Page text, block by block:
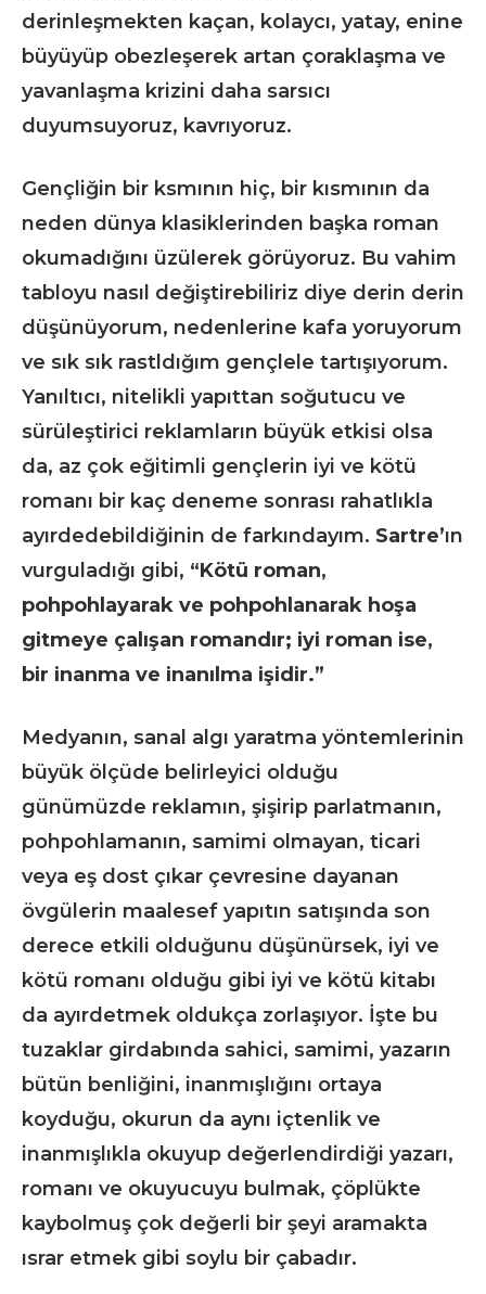
derinleşmekten kaçan, kolaycı, yatay, enine
büyüyüp obezleşerek artan çoraklaşma ve
yavanlaşma krizini daha sarsıcı
duyumsuyoruz, kavrıyoruz.
Gençliğin bir ksmının hiç, bir kısmının da
neden dünya klasiklerinden başka roman
okumadığını üzülerek görüyoruz. Bu vahim
tabloyu nasıl değiştirebiliriz diye derin derin
düşünüyorum, nedenlerine kafa yoruyorum
ve sık sık rastldığım gençlele tartışıyorum.
Yanıltıcı, nitelikli yapıttan soğutucu ve
sürüleştirici reklamların büyük etkisi olsa
da, az çok eğitimli gençlerin iyi ve kötü
romanı bir kaç deneme sonrası rahatlıkla
ayırdedebildiğinin de farkındayım. Sartre’ın
vurguladığı gibi, “Kötü roman,
pohpohlayarak ve pohpohlanarak hoşa
gitmeye çalışan romandır; iyi roman ise,
bir inanma ve inanılma işidir.”
Medyanın, sanal algı yaratma yöntemlerinin
büyük ölçüde belirleyici olduğu
günümüzde reklamın, şişirip parlatmanın,
pohpohlamanın, samimi olmayan, ticari
veya eş dost çıkar çevresine dayanan
övgülerin maalesef yapıtın satışında son
derece etkili olduğunu düşünürsek, iyi ve
kötü romanı olduğu gibi iyi ve kötü kitabı
da ayırdetmek oldukça zorlaşıyor. İşte bu
tuzaklar girdabında sahici, samimi, yazarın
bütün benliğini, inanmışlığını ortaya
koyduğu, okurun da aynı içtenlik ve
inanmışlıkla okuyup değerlendirdiği yazarı,
romanı ve okuyucuyu bulmak, çöplükte
kaybolmuş çok değerli bir şeyi aramakta
ısrar etmek gibi soylu bir çabadır.